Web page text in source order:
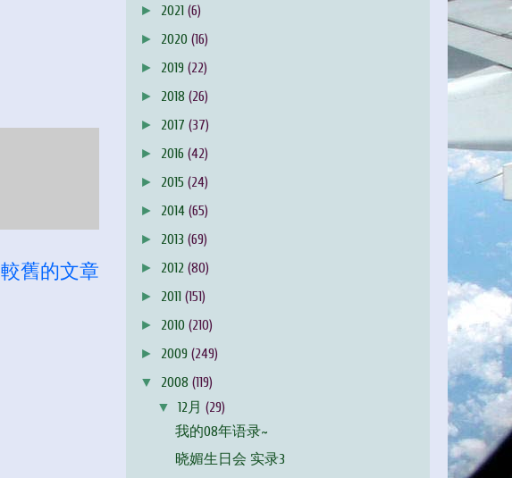
較舊的文章
► 2021 (6)
► 2020 (16)
► 2019 (22)
► 2018 (26)
► 2017 (37)
► 2016 (42)
► 2015 (24)
► 2014 (65)
► 2013 (69)
► 2012 (80)
► 2011 (151)
► 2010 (210)
► 2009 (249)
▼ 2008 (119)
▼12月(29)
我的08年语录~
晓媚生日会 实录3